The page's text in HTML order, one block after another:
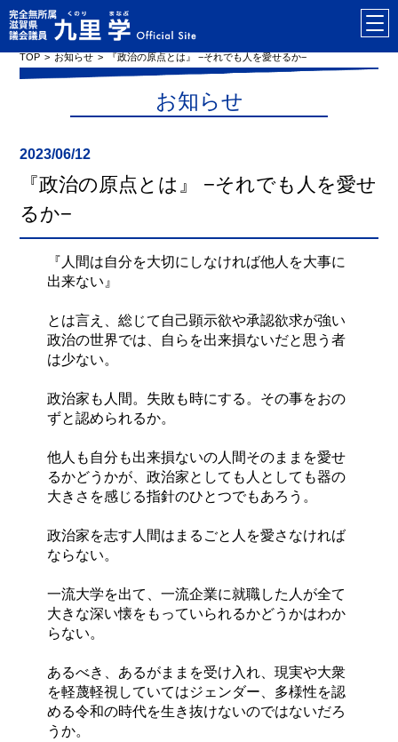
TOP お知らせ 『政治の原点とは』 −それでも人を愛せるか−
お知らせ
2023/06/12
『政治の原点とは』 −それでも人を愛せ
るか−
『人間は自分を大切にしなければ他人を大事に
出来ない』
とは言え、総じて自己顕示欲や承認欲求が強い
政治の世界では、自らを出来損ないだと思う者
は少ない。
政治家も人間。失敗も時にする。その事をおの
ずと認められるか。
他人も自分も出来損ないの人間そのままを愛せ
るかどうかが、政治家としても人としても器の
大きさを感じる指針のひとつでもあろう。
政治家を志す人間はまるごと人を愛さなければ
ならない。
一流大学を出て、一流企業に就職した人が全て
大きな深い懐をもっていられるかどうかはわか
らない。
あるべき、あるがままを受け入れ、現実や大衆
を軽蔑軽視していてはジェンダー、多様性を認
める令和の時代を生き抜けないのではないだろ
うか。